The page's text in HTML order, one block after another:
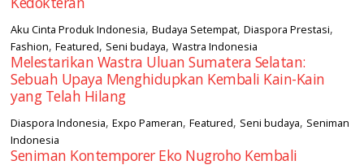
Aku Cinta Produk Indonesia,Budaya Setempat,Diaspora Prestasi,
Fashion,Featured, Seni budaya,Wastra Indonesia
Melestarikan Wastra Uluan Sumatera Selatan:
Sebuah Upaya Menghidupkan Kembali Kain-Kain
yang Telah Hilang
Diaspora Indonesia,Expo Pameran,Featured, Seni budaya, Seniman
Indonesia
Seniman Kontemporer Eko Nugroho Kembali